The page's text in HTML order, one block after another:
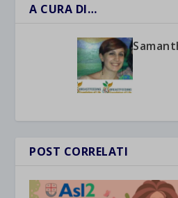
A CURA DI…
POST CORRELATI